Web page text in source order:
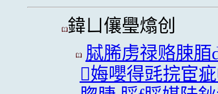
鍏ㄩ儴璺熻创
脦脪虏禄赂脨
娒嚶得毭捖宦